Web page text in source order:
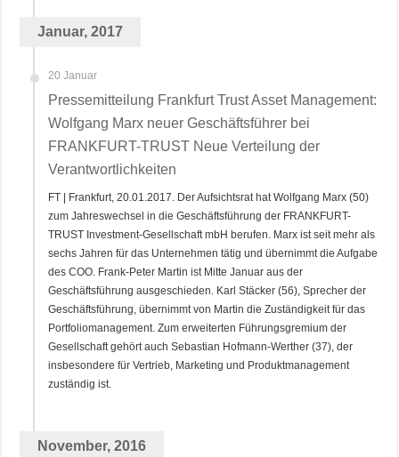
Januar, 2017
20 Januar
Pressemitteilung Frankfurt Trust Asset Management:
Wolfgang Marx neuer Geschäftsführer bei
FRANKFURT-TRUST Neue Verteilung der
Verantwortlichkeiten
FT | Frankfurt, 20.01.2017. Der Aufsichtsrat hat Wolfgang Marx (50)
zum Jahreswechsel in die Geschäftsführung der FRANKFURT-
TRUST Investment-Gesellschaft mbH berufen. Marx ist seit mehr als
sechs Jahren für das Unternehmen tätig und übernimmt die Aufgabe
des COO. Frank-Peter Martin ist Mitte Januar aus der
Geschäftsführung ausgeschieden. Karl Stäcker (56), Sprecher der
Geschäftsführung, übernimmt von Martin die Zuständigkeit für das
Portfoliomanagement. Zum erweiterten Führungsgremium der
Gesellschaft gehört auch Sebastian Hofmann-Werther (37), der
insbesondere für Vertrieb, Marketing und Produktmanagement
zuständig ist.
November, 2016